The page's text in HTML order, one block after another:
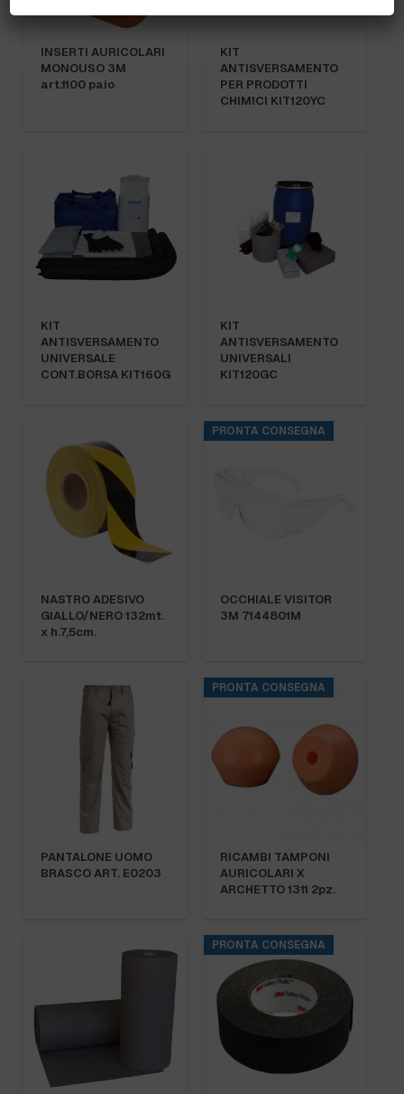
INSERTI AURICOLARI
MONOUSO 3M
art.1100 paio
KIT
ANTISVERSAMENTO
PER PRODOTTI
CHIMICI KIT120YC
KIT
ANTISVERSAMENTO
UNIVERSALE
CONT.BORSA KIT160G
KIT
ANTISVERSAMENTO
UNIVERSALI
KIT120GC
NASTRO ADESIVO
GIALLO/NERO 132mt.
x h.7,5cm.
PRONTA CONSEGNA
OCCHIALE VISITOR
3M 7144801M
PANTALONE UOMO
BRASCO ART. E0203
PRONTA CONSEGNA
RICAMBI TAMPONI
AURICOLARI X
ARCHETTO 1311 2pz.
PRONTA CONSEGNA